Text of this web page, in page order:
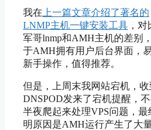
我在 上一篇文章介绍了著名的
LNMP主机一键安装工具 ，对
军哥lnmp和AMH主机的差别
于AMH拥有用户后台界面，
新手操作，值得推荐。
但是，上周末我网站宕机，收
DNSPOD发来了宕机提醒，
半夜爬起来处理VPS问题，最
明原因是AMH运行产生了大